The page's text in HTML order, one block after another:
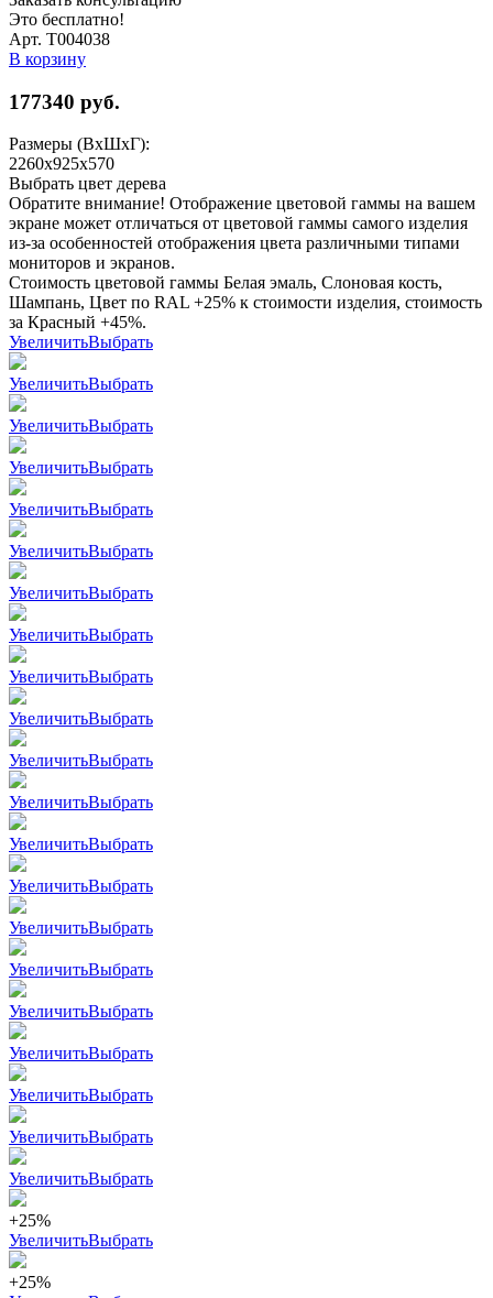
Это бесплатно!
Арт. Т004038
В корзину
177340 руб.
Размеры (ВхШхГ):
2260x925x570
Выбрать цвет дерева
Обратите внимание! Отображение цветовой гаммы на вашем
экране может отличаться от цветовой гаммы самого изделия
из-за особенностей отображения цвета различными типами
мониторов и экранов.
Стоимость цветовой гаммы Белая эмаль, Слоновая кость,
Шампань, Цвет по RAL +25% к стоимости изделия, стоимость
за Красный +45%.
УвеличитьВыбрать
УвеличитьВыбрать
УвеличитьВыбрать
УвеличитьВыбрать
УвеличитьВыбрать
УвеличитьВыбрать
УвеличитьВыбрать
УвеличитьВыбрать
УвеличитьВыбрать
УвеличитьВыбрать
УвеличитьВыбрать
УвеличитьВыбрать
УвеличитьВыбрать
УвеличитьВыбрать
УвеличитьВыбрать
УвеличитьВыбрать
УвеличитьВыбрать
УвеличитьВыбрать
УвеличитьВыбрать
УвеличитьВыбрать
УвеличитьВыбрать
+25%
УвеличитьВыбрать
+25%